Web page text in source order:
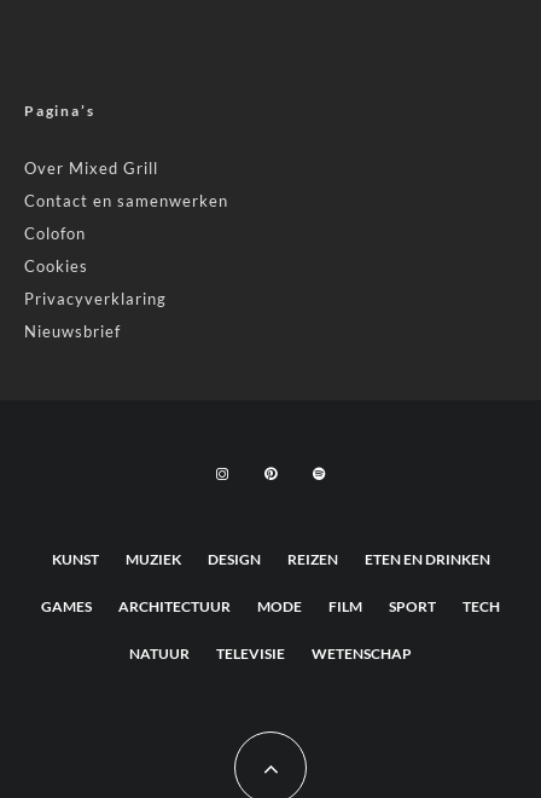
Pagina’s
Over Mixed Grill
Contact en samenwerken
Colofon
Cookies
Privacyverklaring
Nieuwsbrief
KUNST MUZIEK DESIGN REIZEN ETEN EN DRINKEN
GAMES ARCHITECTUUR MODE FILM SPORT TECH
NATUUR TELEVISIE WETENSCHAP